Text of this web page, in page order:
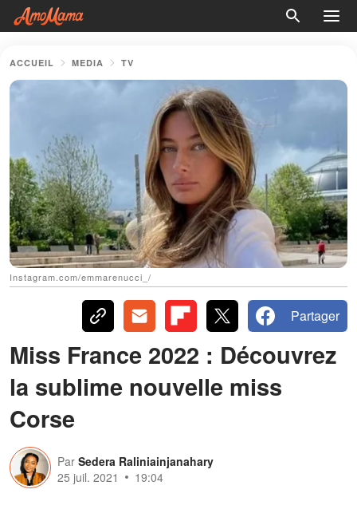
ACCUEIL MEDIA TV
Instagram.com/emmarenucci_/
Partager
Miss France 2022 : Découvrez
la sublime nouvelle miss
Corse
Par Sedera Raliniainjanahary
25 juil. 2021
19:04